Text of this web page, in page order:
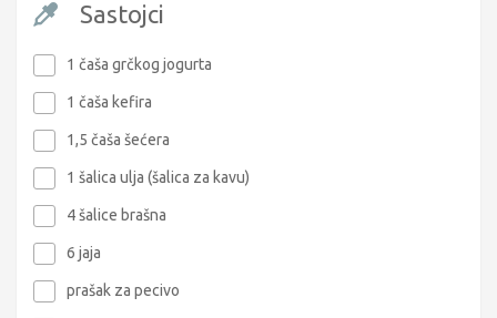
Sastojci
1 čaša grčkog jogurta
1 čaša kefira
1,5 čaša šećera
1 šalica ulja (šalica za kavu)
4 šalice brašna
6 jaja
prašak za pecivo